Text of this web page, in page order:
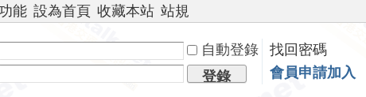
能 設為首頁 收藏本站 站規
自動登錄
找回密碼
登錄 會員申請加入